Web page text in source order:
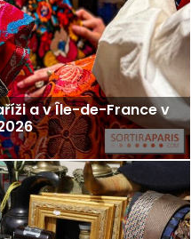
a v Île-de-France v